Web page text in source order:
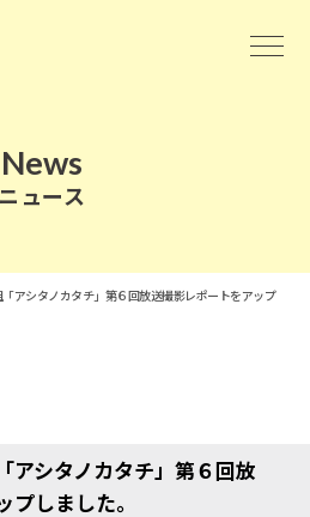
News
ニュース
アシタノカタチ」第６回放送撮影レポートをアップ
アシタノカタチ」第６回放
プしました。